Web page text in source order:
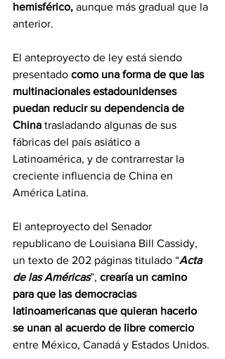
hemisférico, aunque más gradual que la
anterior.
El anteproyecto de ley está siendo
presentado como una forma de que las
multinacionales estadounidenses
puedan reducir su dependencia de
China trasladando algunas de sus
fábricas del país asiático a
Latinoamérica, y de contrarrestar la
creciente influencia de China en
América Latina.
El anteproyecto del Senador
republicano de Louisiana Bill Cassidy,
un texto de 202 páginas titulado “Acta
de las Américas”, crearía un camino
para que las democracias
latinoamericanas que quieran hacerlo
se unan al acuerdo de libre comercio
entre México, Canadá y Estados Unidos.